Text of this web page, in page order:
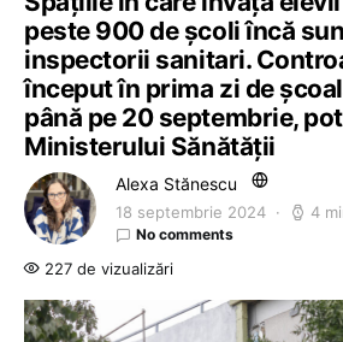
peste 900 de școli încă
inspectorii sanitari.
început în prima zi de
până pe 20 septembrie,
Ministerului Sănătății
Alexa Stănescu
18 septembrie 2024 4
No comments
227 de vizualizări